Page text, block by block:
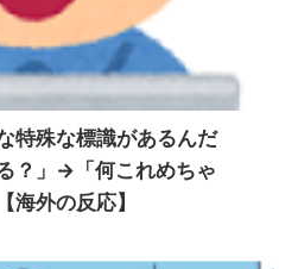
特殊な標識があるんだ
？」→「何これめちゃ
海外の反応】